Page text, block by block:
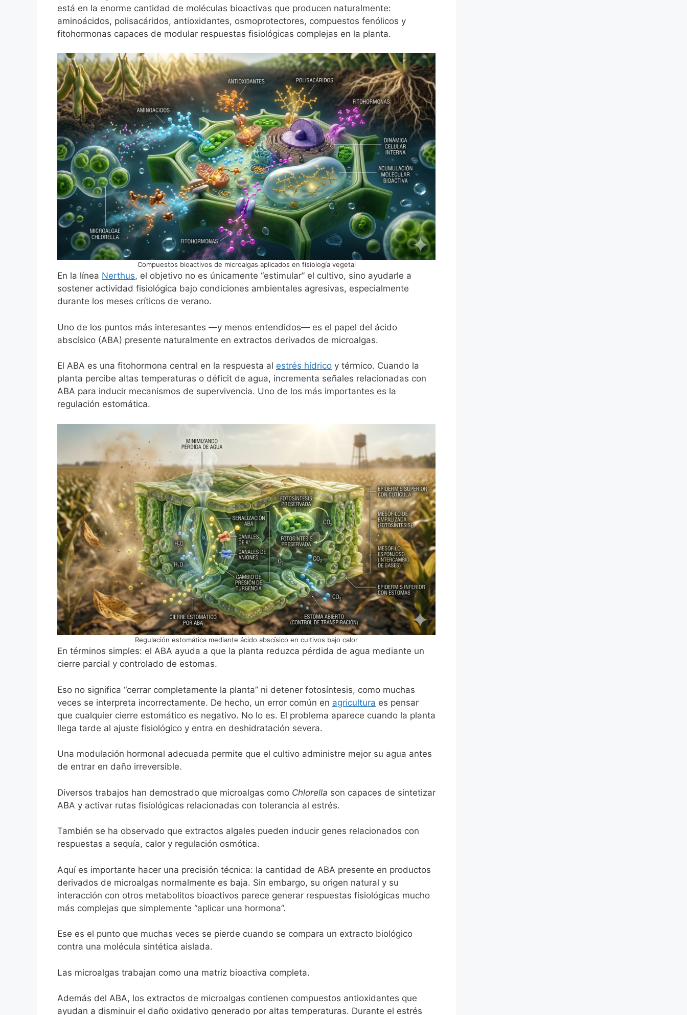
está en la enorme cantidad de moléculas bioactivas que producen naturalmente:
aminoácidos, polisacáridos, antioxidantes, osmoprotectores, compuestos fenólicos y
fitohormonas capaces de modular respuestas fisiológicas complejas en la planta.
Compuestos bioactivos de microalgas aplicados en fisiología vegetal
En la línea Nerthus, el objetivo no es únicamente “estimular” el cultivo, sino ayudarle a
sostener actividad fisiológica bajo condiciones ambientales agresivas, especialmente
durante los meses críticos de verano.
Uno de los puntos más interesantes —y menos entendidos— es el papel del ácido
abscísico (ABA) presente naturalmente en extractos derivados de microalgas.
El ABA es una fitohormona central en la respuesta al estrés hídrico y térmico. Cuando la
planta percibe altas temperaturas o déficit de agua, incrementa señales relacionadas con
ABA para inducir mecanismos de supervivencia. Uno de los más importantes es la
regulación estomática.
Regulación estomática mediante ácido abscísico en cultivos bajo calor
En términos simples: el ABA ayuda a que la planta reduzca pérdida de agua mediante un
cierre parcial y controlado de estomas.
Eso no significa “cerrar completamente la planta” ni detener fotosíntesis, como muchas
veces se interpreta incorrectamente. De hecho, un error común en agricultura es pensar
que cualquier cierre estomático es negativo. No lo es. El problema aparece cuando la planta
llega tarde al ajuste fisiológico y entra en deshidratación severa.
Una modulación hormonal adecuada permite que el cultivo administre mejor su agua antes
de entrar en daño irreversible.
Diversos trabajos han demostrado que microalgas como Chlorella son capaces de sintetizar
ABA y activar rutas fisiológicas relacionadas con tolerancia al estrés.
También se ha observado que extractos algales pueden inducir genes relacionados con
respuestas a sequía, calor y regulación osmótica.
Aquí es importante hacer una precisión técnica: la cantidad de ABA presente en productos
derivados de microalgas normalmente es baja. Sin embargo, su origen natural y su
interacción con otros metabolitos bioactivos parece generar respuestas fisiológicas mucho
más complejas que simplemente “aplicar una hormona”.
Ese es el punto que muchas veces se pierde cuando se compara un extracto biológico
contra una molécula sintética aislada.
Las microalgas trabajan como una matriz bioactiva completa.
Además del ABA, los extractos de microalgas contienen compuestos antioxidantes que
ayudan a disminuir el daño oxidativo generado por altas temperaturas. Durante el estrés